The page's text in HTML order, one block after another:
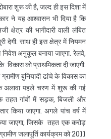
शुरू की है, जल्द ही इस दिशा में
ने यह आश्वासन भी दिया है कि
क्षेत्र की भागीदारी वाली लंबित
देगी. साथ ही इस क्षेत्र में नियमन
अनुकूल बनाया जाएगा. रेलवे,
विकास को प्राथमिकता दी जाएगी.
बुनियादी ढांचे के विकास का
अलावा पहले चरण में शुरू की गई
तहत गांवों में सड़क, बिजली और
किया जाएगा. अगले पांच वर्ष में
जाएगा, जिसके तहत एक करोड़
जलापूर्ति कार्यक्रम को 2011